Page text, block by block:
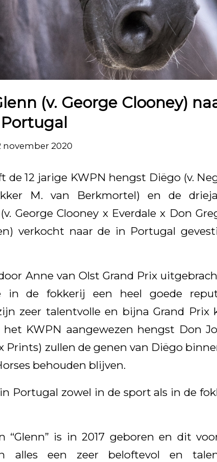
(v. George Clooney)
Portugal
november 2020
de 12 jarige KWPN hengst Diëgo (v.
M. van Berkmortel) en de
George Clooney x Everdale x Don
verkocht naar de in Portugal
Anne van Olst Grand Prix
in de fokkerij een heel goede
zeer talentvolle en bijna Grand Prix
KWPN aangewezen hengst Don
Prints) zullen de genen van Diëgo
behouden blijven.
Portugal zowel in de sport als in de
“Glenn” is in 2017 geboren en dit
alles een zeer beloftevol en